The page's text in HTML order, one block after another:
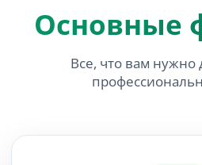
Основные
Все, что вам нужно